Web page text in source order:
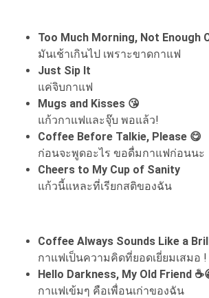
Too Much Morning, Not Enough
มันเช้าเกินไป เพราะขาดกาแฟ
Just Sip It
แค่จิบกาแฟ
Mugs and Kisses 😘
แก้วกาแฟและจุ๊บ พอแล้ว!
Coffee Before Talkie, Please 😋
ก่อนจะพูดอะไร ขอดื่มกาแฟก่อนนะ
Cheers to My Cup of Sanity
แก้วนี้แหละที่เรียกสติของฉัน
Coffee Always Sounds Like a
กาแฟเป็นความคิดที่ยอดเยี่ยมเสมอ !
Hello Darkness, My Old Friend
กาแฟเข้มๆ คือเพื่อนเก่าของฉัน